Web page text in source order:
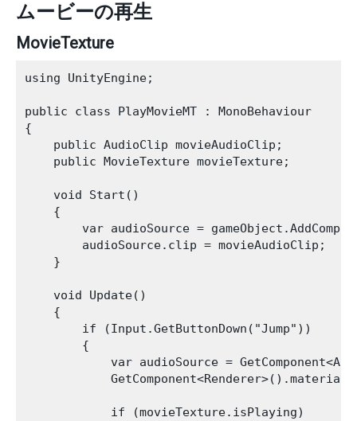
ムービーの再生
MovieTexture
using UnityEngine;
public class PlayMovieMT : MonoBehaviour
{
    public AudioClip movieAudioClip;
    public MovieTexture movieTexture;
    void Start()
    {
var audioSource =
        audioSource.clip = movieAudioClip;
    }
    void Update()
    {
        if (Input.GetButtonDown("Jump"))
        {
var audioSource =
            if (movieTexture.isPlaying)